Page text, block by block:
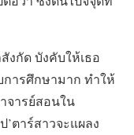
งกัด บังคับให้เธอ
ารศึกษามาก ทำให้
จารย์สอนใน
ตาร์สาวจะแผลง